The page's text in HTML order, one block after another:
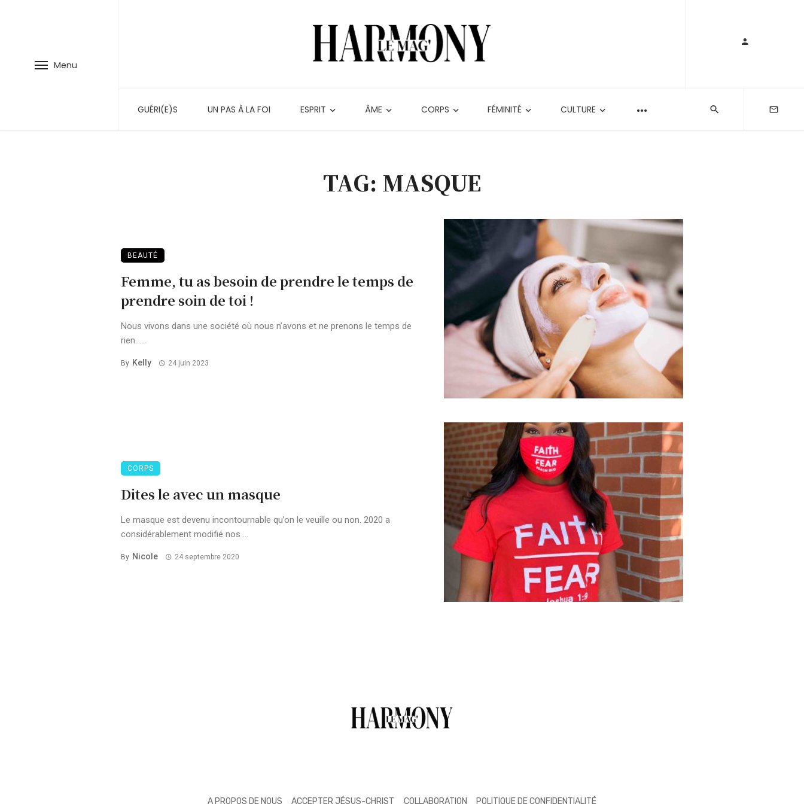
Menu
GUÉRI(E)S UN PAS À LA FOI ESPRIT ÂME CORPS FÉMINITÉ CULTURE
TAG: MASQUE
BEAUTÉ
Femme, tu as besoin de prendre le temps de
prendre soin de toi !
Nous vivons dans une société où nous n’avons et ne prenons le temps de
rien. ...
By Kelly 24 juin 2023
CORPS
Dites le avec un masque
Le masque est devenu incontournable qu’on le veuille ou non. 2020 a
considérablement modifié nos ...
By Nicole 24 septembre 2020
A PROPOS DE NOUS ACCEPTER JÉSUS-CHRIST COLLABORATION POLITIQUE DE CONFIDENTIALITÉ